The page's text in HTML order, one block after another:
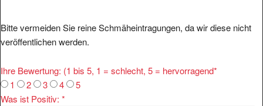
Bitte vermeiden Sie reine Schmäheintragungen, da wir diese nicht
veröffentlichen werden.
Ihre Bewertung: (1 bis 5, 1 = schlecht, 5 = hervorragend*
1
2 3 4
5
Was ist Positiv: *